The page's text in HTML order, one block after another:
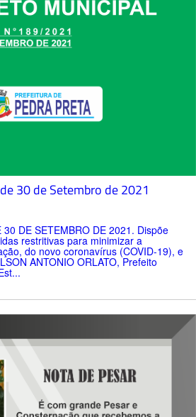
30 de Setembro de 2021
30 DE SETEMBRO DE 2021. Dispõe
restritivas para minimizar a
do novo coronavírus (COVID-19), e
ANTONIO ORLATO, Prefeito